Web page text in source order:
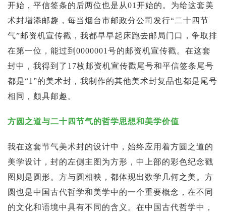
开始，平信签条的后两位也是从01开始的。为给这套美
术封增添邮趣，每当烟台市邮政分公司发行“二十四节
气”邮资机宣传戳，我都早早起床跑去邮局门口，争取排
在第一位，能过到0000001号的邮资机宣传戳。在这套
封中，我得到了17枚邮资机宣传戳尾号和平信签条尾号
都是“1”的美术封，我制作的其他美术封复品也都是尾号
相同，颇具邮趣。
方圆之道与二十四节气的哲学思想和美学价值
我在这套节气美术封的设计中，始终应用着方圆之道的
美学设计，封的左侧主图为方形，中上部的彩色纪念戳
图则是圆形。方与圆相映，都体现出数学几何之美。方
圆也是中国古代哲学和美学中的一个重要概念，在不同
的文化和语境中具有不同的含义。在中国古代哲学中，